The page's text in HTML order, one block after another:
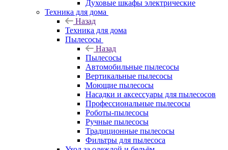
Духовые шкафы электрические
Техника для дома
Назад
Техника для дома
Пылесосы
Назад
Пылесосы
Автомобильные пылесосы
Вертикальные пылесосы
Моющие пылесосы
Насадки и аксессуары для пылесосов
Профессиональные пылесосы
Роботы-пылесосы
Ручные пылесосы
Традиционные пылесосы
Фильтры для пылесоса